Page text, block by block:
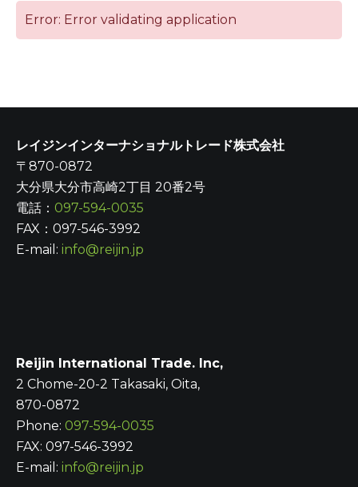
Error: Error validating application
レイジンインターナショナルトレード株式会社
〒870-0872
大分県大分市高崎2丁目 20番2号
電話： 097-594-0035
FAX：097-546-3992
E-mail: info@reijin.jp
Reijin International Trade. Inc,
2 Chome-20-2 Takasaki, Oita,
870-0872
Phone: 097-594-0035
FAX: 097-546-3992
E-mail: info@reijin.jp